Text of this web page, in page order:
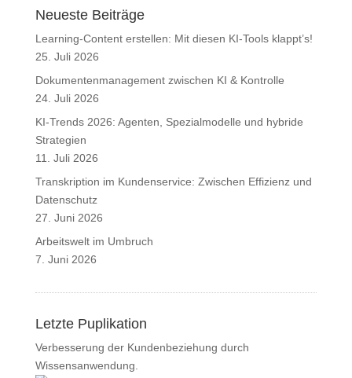
Neueste Beiträge
Learning-Content erstellen: Mit diesen KI-Tools klappt’s!
25. Juli 2026
Dokumentenmanagement zwischen KI & Kontrolle
24. Juli 2026
KI-Trends 2026: Agenten, Spezialmodelle und hybride
Strategien
11. Juli 2026
Transkription im Kundenservice: Zwischen Effizienz und
Datenschutz
27. Juni 2026
Arbeitswelt im Umbruch
7. Juni 2026
Letzte Puplikation
Verbesserung der Kundenbeziehung durch
Wissensanwendung.